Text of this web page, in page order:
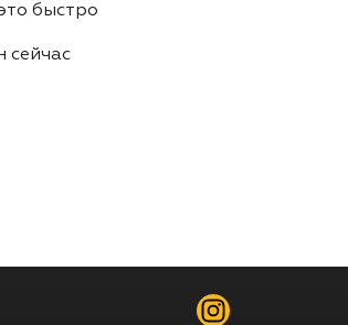
быстро
сейчас